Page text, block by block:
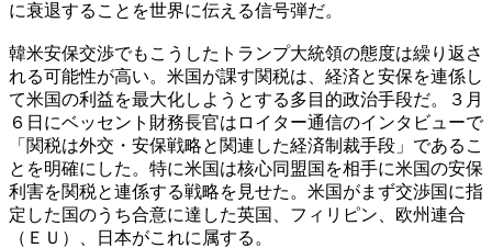
に衰退することを世界に伝える信号弾だ。
韓米安保交渉でもこうしたトランプ大統領の態度は繰り返さ
れる可能性が高い。米国が課す関税は、経済と安保を連係し
て米国の利益を最大化しようとする多目的政治手段だ。３月
６日にベッセント財務長官はロイター通信のインタビューで
「関税は外交・安保戦略と関連した経済制裁手段」であるこ
とを明確にした。特に米国は核心同盟国を相手に米国の安保
利害を関税と連係する戦略を見せた。米国がまず交渉国に指
定した国のうち合意に達した英国、フィリピン、欧州連合
（ＥＵ）、日本がこれに属する。